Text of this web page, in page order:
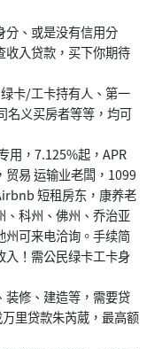
分、或是没有信用分
收入贷款，买下你期待
卡/工卡持有人、第一
名义买房者等等，均可
用，7.125%起，APR
易 运输业老闆，1099
短租房东，康养老
、科州、佛州、乔治亚
州可来电洽询。手续简
入！需公民绿卡工卡身
装修、建造等，需要贷
里贷款朱芮葳，最高额